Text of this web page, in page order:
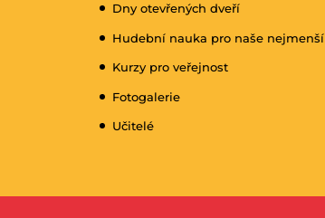
Dny otevřených dveří
Hudební nauka pro naše nejmenší
Kurzy pro veřejnost
Fotogalerie
Učitelé